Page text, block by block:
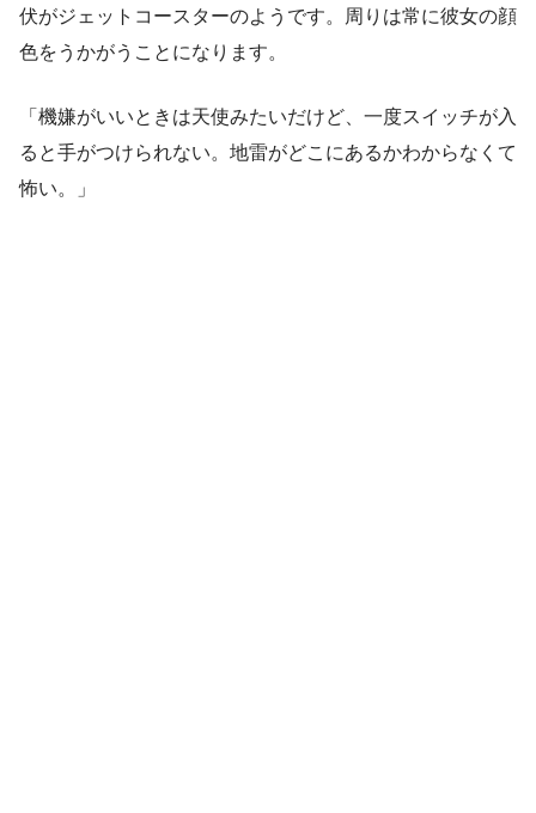
伏がジェットコースターのようです。周りは常に彼女の顔
色をうかがうことになります。
「機嫌がいいときは天使みたいだけど、一度スイッチが入
ると手がつけられない。地雷がどこにあるかわからなくて
怖い。」